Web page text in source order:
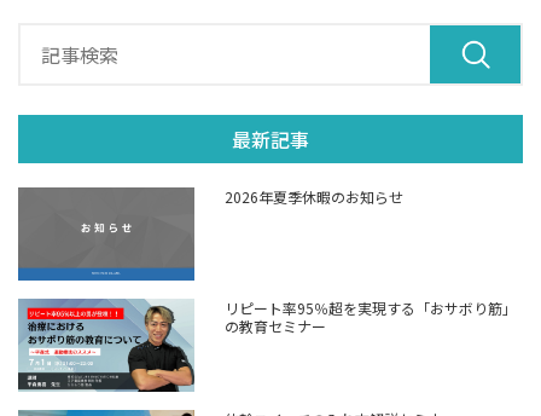
最新記事
2026年夏季休暇のお知らせ
リピート率95％超を実現する「おサボり筋」
の教育セミナー